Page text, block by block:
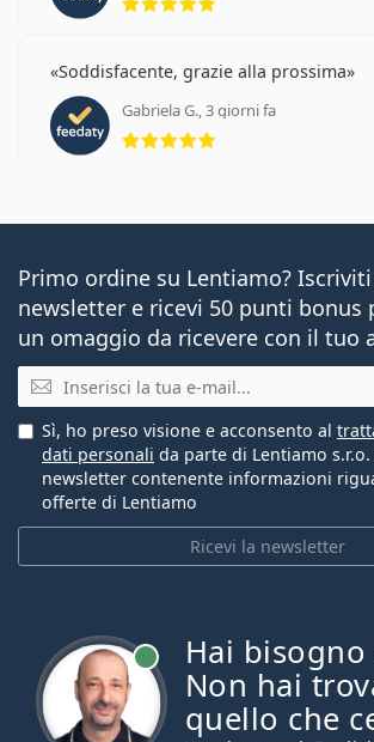
Soddisfacente, grazie alla prossima
Gabriela G., 3 giorni fa
valutazione 5 di 5
Primo ordine su Lentiamo?
newsletter e ricevi 50 punti bonus
un omaggio da ricevere con il tuo
E-mail
Ricevi la newsletter
Sì, ho preso visione e acconsento al
dati personali da parte di Lentiamo s.r.o.
newsletter contenente informazioni
offerte di Lentiamo
Hai
Non hai
quello che